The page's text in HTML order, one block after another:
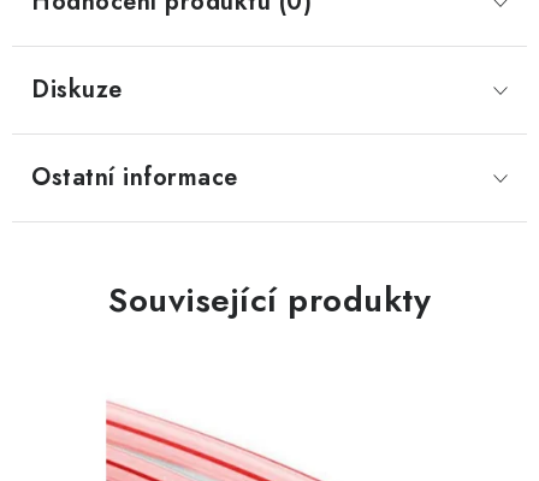
Diskuze
Ostatní informace
Související produkty